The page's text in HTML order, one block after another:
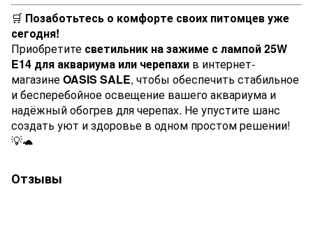
🛒 Позаботьтесь о комфорте своих питомцев уже
сегодня!
Приобретите светильник на зажиме с лампой 25W
E14 для аквариума или черепахи в интернет-
магазинеOASIS SALE, чтобы обеспечить стабильное
и бесперебойное освещение вашего аквариума и
надёжный обогрев для черепах. Не упустите шанс
создать уют и здоровье в одном простом решении!
💡🐢
Отзывы